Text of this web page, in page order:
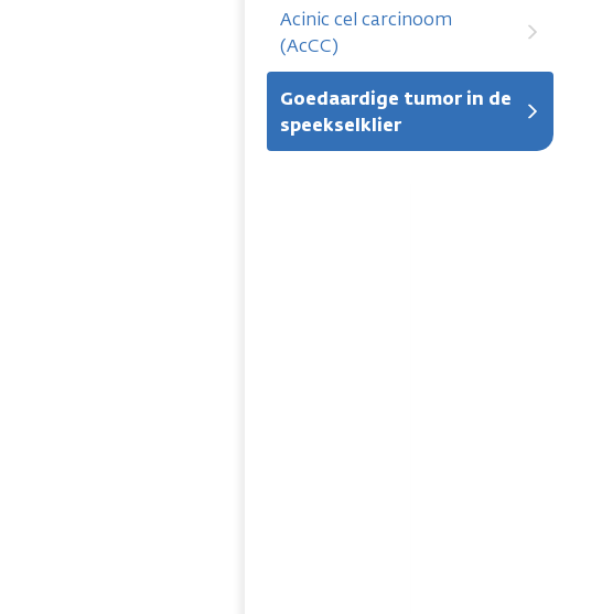
Acinic cel carcinoom
(AcCC)
Goedaardige tumor in de
speekselklier